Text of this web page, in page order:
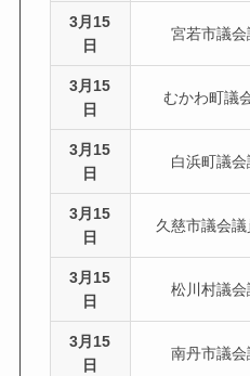
3月15
日
宮若市議
3月15
日
むかわ町議
3月15
日
白浜町議
3月15
日
久慈市議会
3月15
日
松川村議
3月15
日
南丹市議